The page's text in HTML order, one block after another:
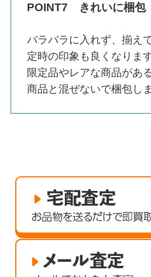
POINT7 きれいに梱包
バラバラに入れず、揃え
定時の印象も良くなります
限定品やレアな商品があ
商品と混ぜないで梱包し